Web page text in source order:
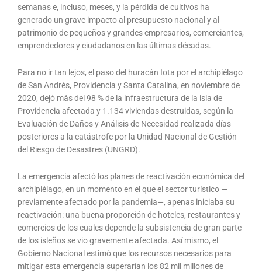
semanas e, incluso, meses, y la pérdida de cultivos ha
generado un grave impacto al presupuesto nacional y al
patrimonio de pequeños y grandes empresarios, comerciantes,
emprendedores y ciudadanos en las últimas décadas.
Para no ir tan lejos, el paso del huracán Iota por el archipiélago
de San Andrés, Providencia y Santa Catalina, en noviembre de
2020, dejó más del 98 % de la infraestructura de la isla de
Providencia afectada y 1.134 viviendas destruidas, según la
Evaluación de Daños y Análisis de Necesidad realizada días
posteriores a la catástrofe por la Unidad Nacional de Gestión
del Riesgo de Desastres (UNGRD).
La emergencia afectó los planes de reactivación económica del
archipiélago, en un momento en el que el sector turístico —
previamente afectado por la pandemia—, apenas iniciaba su
reactivación: una buena proporción de hoteles, restaurantes y
comercios de los cuales depende la subsistencia de gran parte
de los isleños se vio gravemente afectada. Así mismo, el
Gobierno Nacional estimó que los recursos necesarios para
mitigar esta emergencia superarían los 82 mil millones de